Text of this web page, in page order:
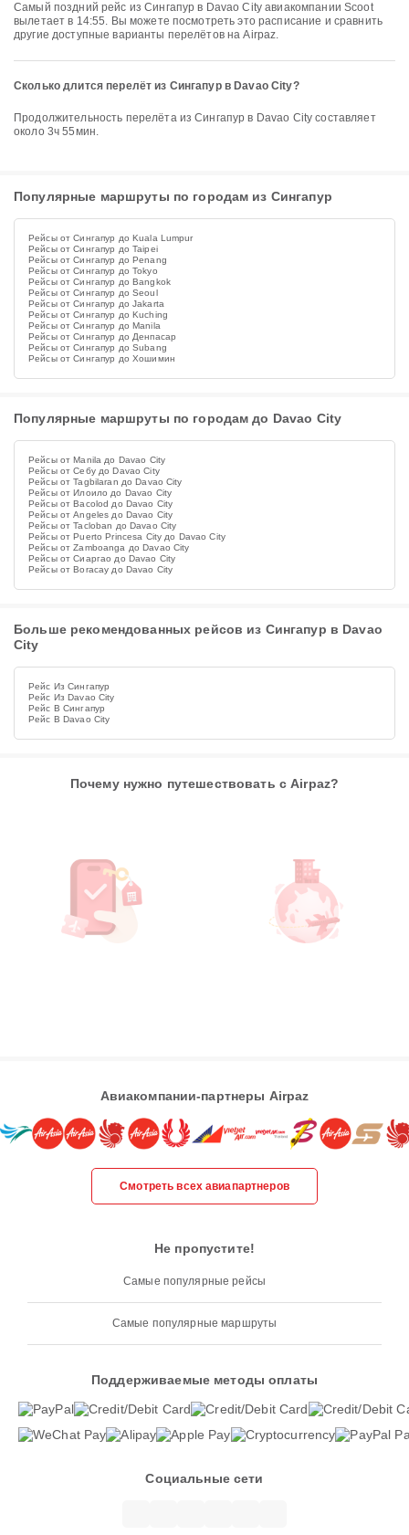
Самый поздний рейс из Сингапур в Davao City авиакомпании Scoot
вылетает в 14:55. Вы можете посмотреть это расписание и сравнить
другие доступные варианты перелётов на Airpaz.
Сколько длится перелёт из Сингапур в Davao City?
Продолжительность перелёта из Сингапур в Davao City составляет
около 3ч 55мин.
Популярные маршруты по городам из Сингапур
Рейсы от Сингапур до Kuala Lumpur
Рейсы от Сингапур до Taipei
Рейсы от Сингапур до Penang
Рейсы от Сингапур до Tokyo
Рейсы от Сингапур до Bangkok
Рейсы от Сингапур до Seoul
Рейсы от Сингапур до Jakarta
Рейсы от Сингапур до Kuching
Рейсы от Сингапур до Manila
Рейсы от Сингапур до Денпасар
Рейсы от Сингапур до Subang
Рейсы от Сингапур до Хошимин
Популярные маршруты по городам до Davao City
Рейсы от Manila до Davao City
Рейсы от Себу до Davao City
Рейсы от Tagbilaran до Davao City
Рейсы от Илоило до Davao City
Рейсы от Bacolod до Davao City
Рейсы от Angeles до Davao City
Рейсы от Tacloban до Davao City
Рейсы от Puerto Princesa City до Davao City
Рейсы от Zamboanga до Davao City
Рейсы от Сиаргао до Davao City
Рейсы от Boracay до Davao City
Больше рекомендованных рейсов из Сингапур в Davao
City
Рейс Из Сингапур
Рейс Из Davao City
Рейс В Сингапур
Рейс В Davao City
Почему нужно путешествовать с Airpaz?
Авиакомпании-партнеры Airpaz
Смотреть всех авиапартнеров
Не пропустите!
Самые популярные рейсы
Самые популярные маршруты
Поддерживаемые методы оплаты
Социальные сети